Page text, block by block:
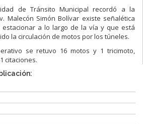
de Tránsito Municipal recordó a la
Malecón Simón Bolívar existe señalética
a lo largo de la vía y que está
la circulación de motos por los túneles.
se retuvo 16 motos y 1 tricimoto,
citaciones.